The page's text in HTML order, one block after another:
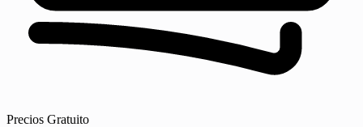
Precios Gratuito